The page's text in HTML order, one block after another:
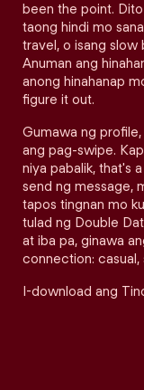
been the point.
taong hindi mo
travel, o isang slow
Anuman ang
anong hinahanap
figure it out.
Gumawa ng
ang pag-swipe.
niya pabalik, that's
send ng message,
tapos tingnan mo
tulad ng Double
at iba pa, ginawa
connection:
I-download ang